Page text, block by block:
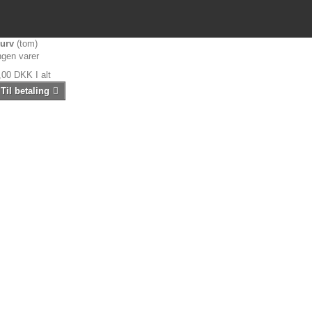
(tom)
varer
DKK
I alt
Til betaling